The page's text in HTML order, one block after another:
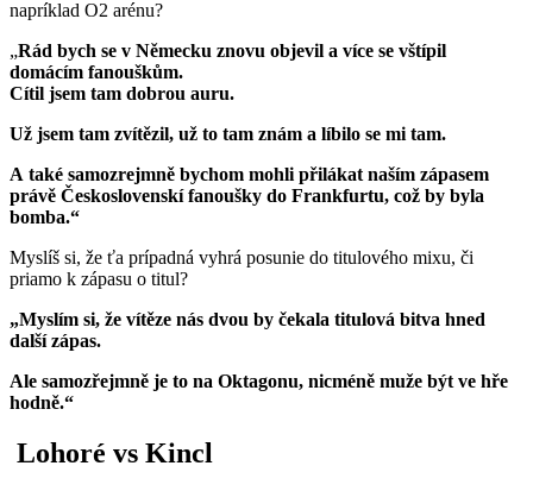
napríklad O2 arénu?
„Rád bych se v Německu znovu objevil a více se vštípil
domácím fanouškům.
Cítil jsem tam dobrou auru.
Už jsem tam zvítězil, už to tam znám a líbilo se mi tam.
A také samozrejmně bychom mohli přilákat naším zápasem
právě Československí fanoušky do Frankfurtu, což by byla
bomba.“
Myslíš si, že ťa prípadná vyhrá posunie do titulového mixu, či
priamo k zápasu o titul?
„Myslím si, že vítěze nás dvou by čekala titulová bitva hned
další zápas.
Ale samozřejmně je to na Oktagonu, nicméně muže být ve hře
hodně.“
Lohoré vs Kincl